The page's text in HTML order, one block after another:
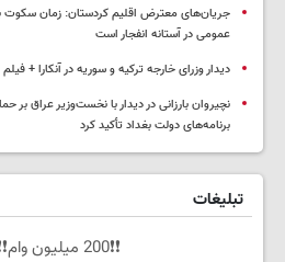
جریان‌های معترض اقلیم کردستان: زمان سکوت
عمومی در آستانه انفجار است
دیدار وزرای خارجه ترکیه و سوریه در آنکارا + فیلم
نچیروان بارزانی در دیدار با نخست‌وزیر عراق بر
برنامه‌های دولت بغداد تأکید کرد
تبلیغات
❗❗200 میلیون وام❗❗ فقط با احراز هویت